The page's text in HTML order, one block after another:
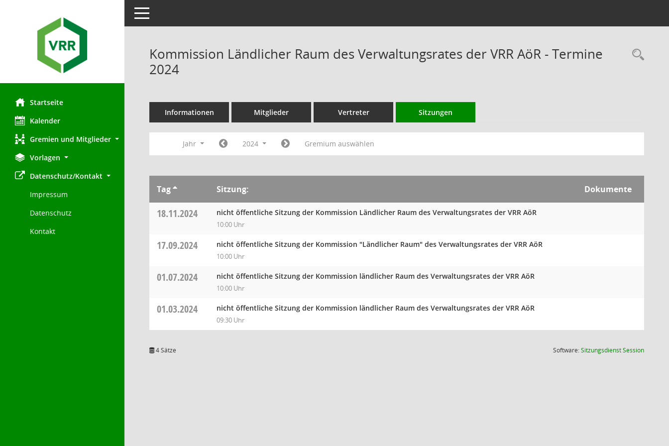
Startseite
Kalender
Gremien und Mitglieder
Vorlagen
Datenschutz/Kontakt
Impressum
Datenschutz
Kontakt
Toggle navigation
Kommission Ländlicher Raum des Verwaltungsrates der VRR AöR - Termine
2024
Informationen Mitglieder Vertreter Sitzungen
Jahr 2024 Gremium auswählen
Tag Sitzung: Dokumente
18.11.2024 nicht öffentliche Sitzung der Kommission Ländlicher Raum des Verwaltungsrates der VRR AöR
10:00 Uhr
17.09.2024 nicht öffentliche Sitzung der Kommission "Ländlicher Raum" des Verwaltungsrates der VRR AöR
10:00 Uhr
01.07.2024 nicht öffentliche Sitzung der Kommission ländlicher Raum des Verwaltungsrates der VRR AöR
10:00 Uhr
01.03.2024 nicht öffentliche Sitzung der Kommission ländlicher Raum des Verwaltungsrates der VRR AöR
09:30 Uhr
4 Sätze Software:SitzungsdienstSession(Wird in